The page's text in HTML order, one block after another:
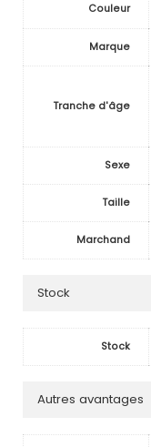
Couleur
Marque
Tranche d'âge
Sexe
Taille
Marchand
Stock
Stock
Autres avantages